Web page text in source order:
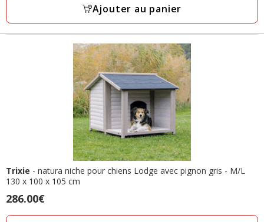
Ajouter au panier
Trixie - natura niche pour chiens Lodge avec pignon gris - M/L
130 x 100 x 105 cm
Prix
286.00€
286.00€